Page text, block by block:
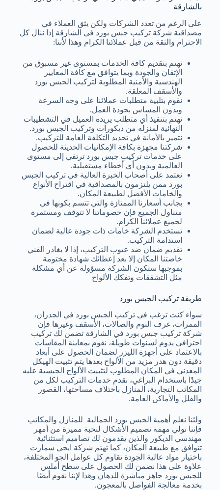
بالشارقة
على الرغم من تعدد الشركات ولكن يثق العملاء في
مصداقية شركة تركيب جبس بورد في الشارقة إذا ننال كل
الاحترام والثقة من قبل عملائنا الكرام وهذا لأننا:
نهتم بتقديم كافة الخدمات بمستوى غير مسبوق من
الإتقان والجودة وبما يتوافق مع كافة المعايير
الهندسية والأمنية المطلوبة لتركيب الجبس بورد
والأسقف المعلقة.
نقوم بتلبية متطلبات عملائنا على وجه السرعة
وبدون المساس بجودة العمل.
نهتم بتنفيذ أي متطلب يريده العميل في التشطيبات
النهائية لمنزله من ديكورات وتركيب الجبس بورد.
نتميز بالأمانة في تحديد التكلفة العامة للتركيب.
شركتنا مجهزة بكافة الإمكانيات الحديثة للحصول
على خدمات تركيب جبس بورد ترتفي إلى مستوى
العالمية وبدون أي أخطاء مستقبلية.
نعتمد على أصحاب الخبرة العالية في تركيب الجبس
بورد ممن يلتزمون بالمصداقية في اقتراح الأنواع
والخامات الأفضل لطبيعة المكان.
بجانب أسعارنا الممتازة والتي تتسم بكونها في
متناول الجميع فإن خصوماتنا لا تتوقف ومستمرة
لجميع عملائنا الكرام.
تستخدم الشركة خامات ذات جودة عالية لضمان
استدامة التركيب.
تقديم ضمان ضد عيوب التركيب، إذا لا يغادر الفني
خاصتنا المكان إلا بعد إعطائك شهادة مختومة
بموجبها ستكون الشركة مسؤولة عن أي مشكلة
مثل التشققات وتفكك الألواح
طريقة تركيب الجبس بورد
سواء كنت ترغب في تركيب الجبس بورد في الجدران،
الممرات، غرف النوم والصالات، الأسقف وغيرها فإن
شركة تركيب جبس بورد في الشارقة تضمن لك تركيب
احترافي يدوم لسنوات طويلة، نقوم بمعاينة المقاسات
بالاعتماد على أجهزة الليزر لضمان الحصول على أبعاد
دقيقة دون هدر مزيد من الألواح بعدها يتم تثبيت الهيكل
المعدني في المكان المطلوب لتثبيت الألواح الجبسية عليه
جيدًا باستخدام البراغي، نقدم خدمات التركيب لكل من
المكاتب التجارية، المنازل باختلاف مساحتها، القصور
والفلل والأماكن العامة.
ولئنا نعلم أهمية الجبس بورد الجمالية للمنازل والمكاتب
فإننا نولي مهمة تصميم الأشكال لنخبة مميزة من أمهر
مهندسي الديكور والذين يقدمون لك تصاميم استثنائية
تتوافق مع طبيعة المكان، كما تهتم شركة ايجي سمارت
باختيار مواد عالية الجودة تقاوم كل عوامل الجو المختلفة،
علاوة على هذا نضمن لك الحصول على سطح أملس
للجبس بورد جاهز مباشرة للدهان وهذا لإننا نقوم أيضًا
بخدمة معالجة الفواصل بالمعجون.